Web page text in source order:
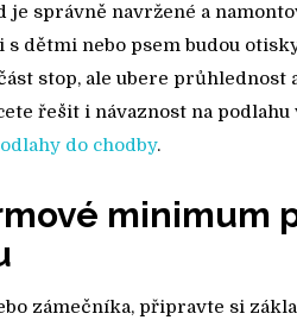
je správně navržené a
s dětmi nebo psem budou
stop, ale ubere průhlednost
řešit i návaznost na podlahu
do chodby.
minimum
zámečníka, připravte si